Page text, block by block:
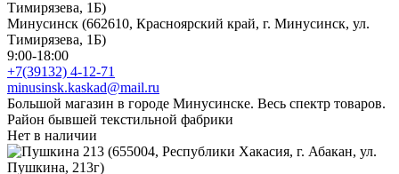
Минусинск (662610, Красноярский край, г. Минусинск, ул.
Тимирязева, 1Б)
9:00-18:00
+7(39132) 4-12-71
minusinsk.kaskad@mail.ru
Большой магазин в городе Минусинске. Весь спектр товаров.
Район бывшей текстильной фабрики
Нет в наличии